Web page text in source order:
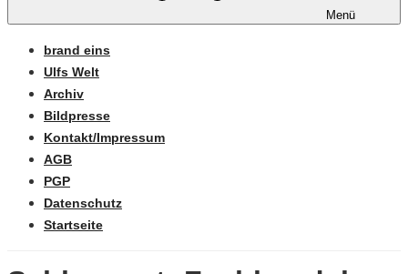
Menü
brand eins
Ulfs Welt
Archiv
Bildpresse
Kontakt/Impressum
AGB
PGP
Datenschutz
Startseite